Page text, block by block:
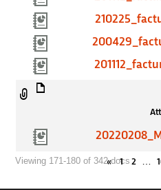
Viewing 171-180 of 342 docs
« 1 2 …